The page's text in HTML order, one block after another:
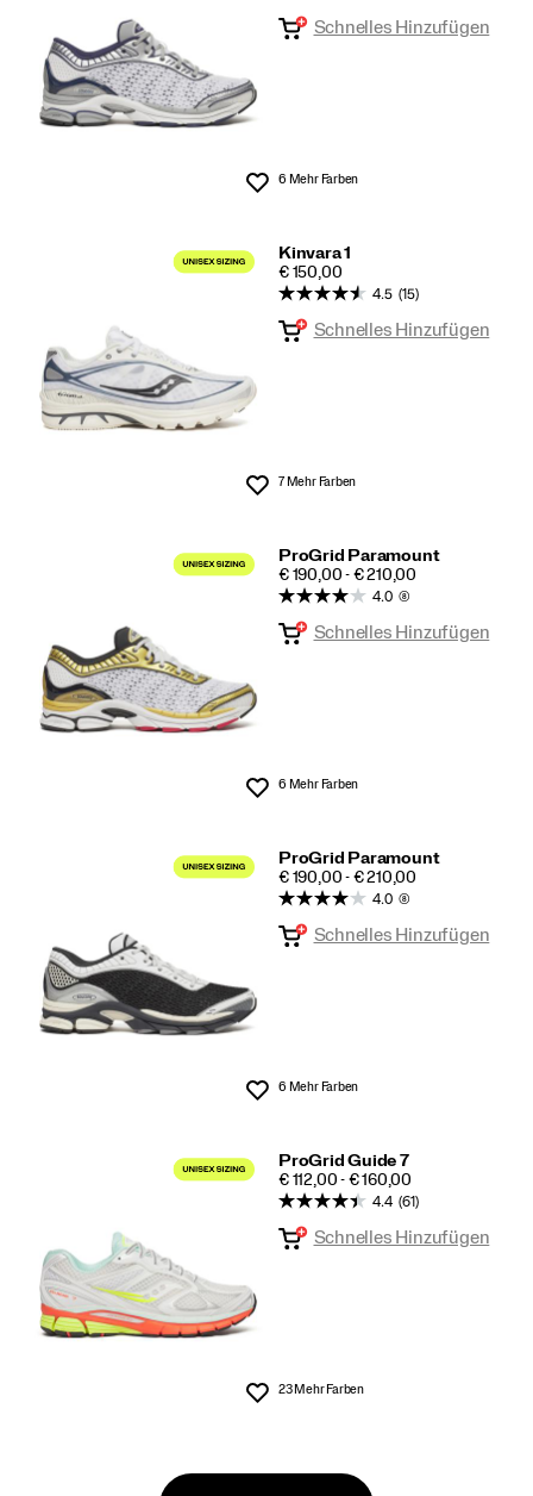
Wunschliste
Schnelles Hinzufügen
6 Mehr Farben
Kinvara 1
PRICE
€ 150,00
Wunschliste
4.5 (15)
Schnelles Hinzufügen
7 Mehr Farben
ProGrid Paramount
PRICE
€ 190,00 - € 210,00
Wunschliste
4.0 (8)
Schnelles Hinzufügen
6 Mehr Farben
ProGrid Paramount
PRICE
€ 190,00 - € 210,00
Wunschliste
4.0 (8)
Schnelles Hinzufügen
6 Mehr Farben
ProGrid Guide 7
PRICE
€ 112,00 - € 160,00
Wunschliste
4.4 (61)
Schnelles Hinzufügen
23 Mehr Farben